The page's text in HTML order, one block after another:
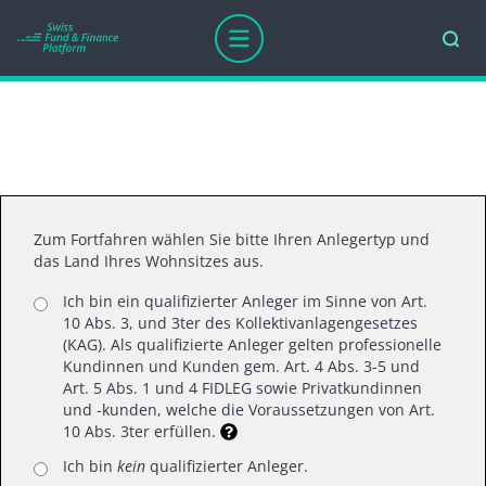
Danke für ihr Interesse
Swiss Fund Platform AG
Mainaustrasse 21, 8008 Zürich
T +41 (0)44 218 50 80
Zum Fortfahren wählen Sie bitte Ihren Anlegertyp und
das Land Ihres Wohnsitzes aus.
Ich bin ein qualifizierter Anleger im Sinne von Art.
10 Abs. 3, und 3ter des Kollektivanlagengesetzes
(KAG). Als qualifizierte Anleger gelten professionelle
Kundinnen und Kunden gem. Art. 4 Abs. 3-5 und
Art. 5 Abs. 1 und 4 FIDLEG sowie Privatkundinnen
und -kunden, welche die Voraussetzungen von Art.
10 Abs. 3ter erfüllen.
Ich bin kein qualifizierter Anleger.